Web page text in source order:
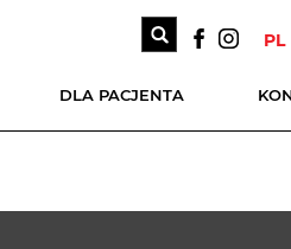
PL
DLA PACJENTA